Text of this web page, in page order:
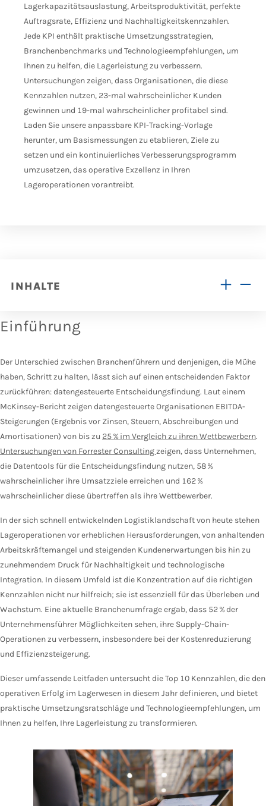
Lagerkapazitätsauslastung, Arbeitsproduktivität, perfekte
Auftragsrate, Effizienz und Nachhaltigkeitskennzahlen.
Jede KPI enthält praktische Umsetzungsstrategien,
Branchenbenchmarks und Technologieempfehlungen, um
Ihnen zu helfen, die Lagerleistung zu verbessern.
Untersuchungen zeigen, dass Organisationen, die diese
Kennzahlen nutzen, 23-mal wahrscheinlicher Kunden
gewinnen und 19-mal wahrscheinlicher profitabel sind.
Laden Sie unsere anpassbare KPI-Tracking-Vorlage
herunter, um Basismessungen zu etablieren, Ziele zu
setzen und ein kontinuierliches Verbesserungsprogramm
umzusetzen, das operative Exzellenz in Ihren
Lageroperationen vorantreibt.
INHALTE
Einführung
Der Unterschied zwischen Branchenführern und denjenigen, die Mühe
haben, Schritt zu halten, lässt sich auf einen entscheidenden Faktor
zurückführen: datengesteuerte Entscheidungsfindung. Laut einem
McKinsey-Bericht zeigen datengesteuerte Organisationen EBITDA-
Steigerungen (Ergebnis vor Zinsen, Steuern, Abschreibungen und
Amortisationen) von bis zu 25 % im Vergleich zu ihren Wettbewerbern.
Untersuchungen von Forrester Consultingzeigen, dass Unternehmen,
die Datentools für die Entscheidungsfindung nutzen, 58 %
wahrscheinlicher ihre Umsatzziele erreichen und 162 %
wahrscheinlicher diese übertreffen als ihre Wettbewerber.
In der sich schnell entwickelnden Logistiklandschaft von heute stehen
Lageroperationen vor erheblichen Herausforderungen, von anhaltenden
Arbeitskräftemangel und steigenden Kundenerwartungen bis hin zu
zunehmendem Druck für Nachhaltigkeit und technologische
Integration. In diesem Umfeld ist die Konzentration auf die richtigen
Kennzahlen nicht nur hilfreich; sie ist essenziell für das Überleben und
Wachstum. Eine aktuelle Branchenumfrage ergab, dass 52 % der
Unternehmensführer Möglichkeiten sehen, ihre Supply-Chain-
Operationen zu verbessern, insbesondere bei der Kostenreduzierung
und Effizienzsteigerung.
Dieser umfassende Leitfaden untersucht die Top 10 Kennzahlen, die den
operativen Erfolg im Lagerwesen in diesem Jahr definieren, und bietet
praktische Umsetzungsratschläge und Technologieempfehlungen, um
Ihnen zu helfen, Ihre Lagerleistung zu transformieren.